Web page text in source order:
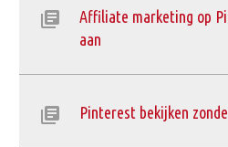
Affiliate marketing op
aan
Pinterest bekijken